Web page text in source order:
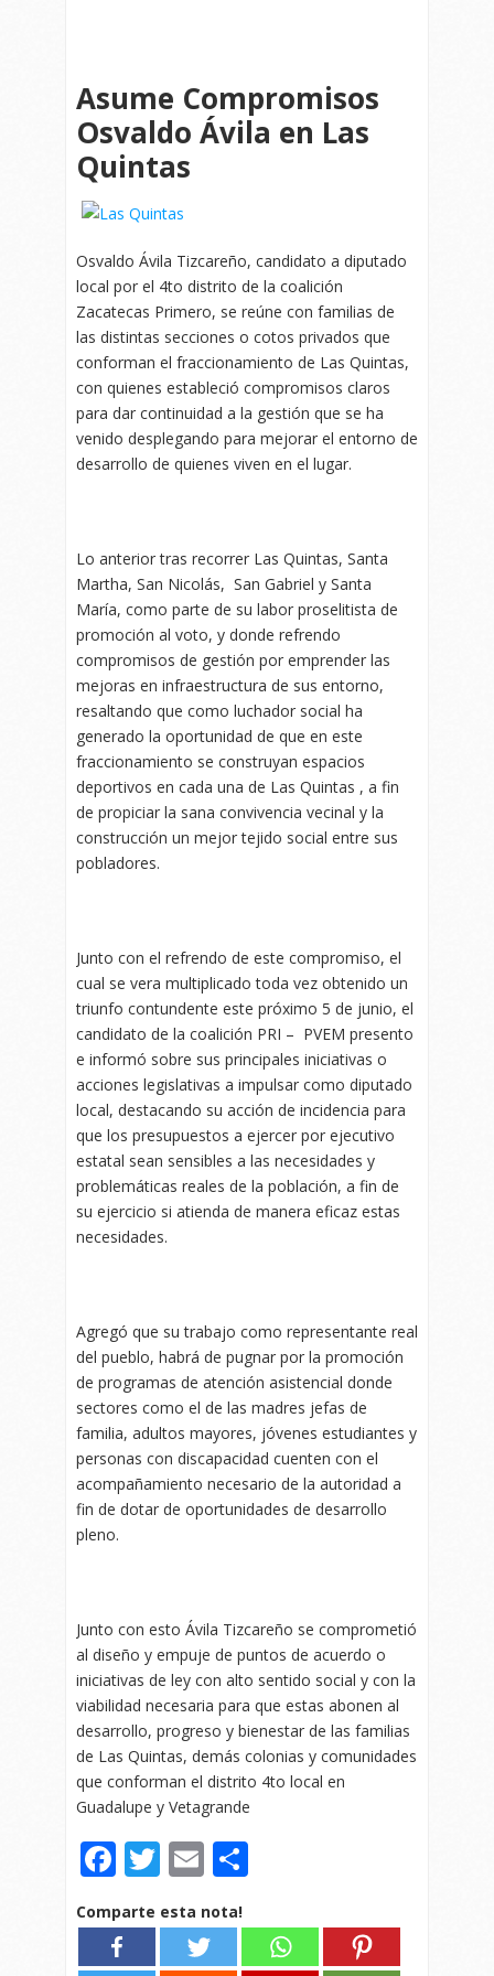
Asume Compromisos
Osvaldo Ávila en Las
Quintas
Osvaldo Ávila Tizcareño, candidato a diputado
local por el 4to distrito de la coalición
Zacatecas Primero, se reúne con familias de
las distintas secciones o cotos privados que
conforman el fraccionamiento de Las Quintas,
con quienes estableció compromisos claros
para dar continuidad a la gestión que se ha
venido desplegando para mejorar el entorno de
desarrollo de quienes viven en el lugar.
Lo anterior tras recorrer Las Quintas, Santa
Martha, San Nicolás, San Gabriel y Santa
María, como parte de su labor proselitista de
promoción al voto, y donde refrendo
compromisos de gestión por emprender las
mejoras en infraestructura de sus entorno,
resaltando que como luchador social ha
generado la oportunidad de que en este
fraccionamiento se construyan espacios
deportivos en cada una de Las Quintas , a fin
de propiciar la sana convivencia vecinal y la
construcción un mejor tejido social entre sus
pobladores.
Junto con el refrendo de este compromiso, el
cual se vera multiplicado toda vez obtenido un
triunfo contundente este próximo 5 de junio, el
candidato de la coalición PRI – PVEM presento
e informó sobre sus principales iniciativas o
acciones legislativas a impulsar como diputado
local, destacando su acción de incidencia para
que los presupuestos a ejercer por ejecutivo
estatal sean sensibles a las necesidades y
problemáticas reales de la población, a fin de
su ejercicio si atienda de manera eficaz estas
necesidades.
Agregó que su trabajo como representante real
del pueblo, habrá de pugnar por la promoción
de programas de atención asistencial donde
sectores como el de las madres jefas de
familia, adultos mayores, jóvenes estudiantes y
personas con discapacidad cuenten con el
acompañamiento necesario de la autoridad a
fin de dotar de oportunidades de desarrollo
pleno.
Junto con esto Ávila Tizcareño se comprometió
al diseño y empuje de puntos de acuerdo o
iniciativas de ley con alto sentido social y con la
viabilidad necesaria para que estas abonen al
desarrollo, progreso y bienestar de las familias
de Las Quintas, demás colonias y comunidades
que conforman el distrito 4to local en
Guadalupe y Vetagrande
Facebook
Twitter
Email
Comparte esta nota!